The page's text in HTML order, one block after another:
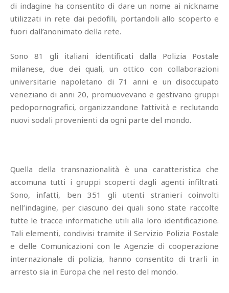
di indagine ha consentito di dare un nome ai nickname
utilizzati in rete dai pedofili, portandoli allo scoperto e
fuori dall’anonimato della rete.
Sono 81 gli italiani identificati dalla Polizia Postale
milanese, due dei quali, un ottico con collaborazioni
universitarie napoletano di 71 anni e un disoccupato
veneziano di anni 20, promuovevano e gestivano gruppi
pedopornografici, organizzandone l’attività e reclutando
nuovi sodali provenienti da ogni parte del mondo.
Quella della transnazionalità è una caratteristica che
accomuna tutti i gruppi scoperti dagli agenti infiltrati.
Sono, infatti, ben 351 gli utenti stranieri coinvolti
nell’indagine, per ciascuno dei quali sono state raccolte
tutte le tracce informatiche utili alla loro identificazione.
Tali elementi, condivisi tramite il Servizio Polizia Postale
e delle Comunicazioni con le Agenzie di cooperazione
internazionale di polizia, hanno consentito di trarli in
arresto sia in Europa che nel resto del mondo.